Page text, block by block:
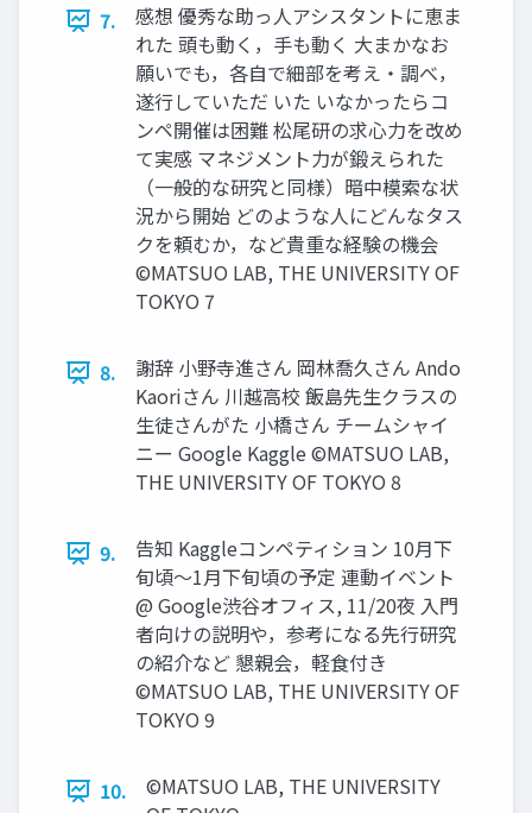
7.
感想 優秀な助っ人アシスタントに恵ま
れた 頭も動く，手も動く 大まかなお
願いでも，各自で細部を考え・調べ，
遂行していただ いた いなかったらコ
ンペ開催は困難 松尾研の求心力を改め
て実感 マネジメント力が鍛えられた
（一般的な研究と同様）暗中模索な状
況から開始 どのような人にどんなタス
クを頼むか，など貴重な経験の機会
©︎MATSUO LAB, THE UNIVERSITY OF
TOKYO 7
8.
謝辞 小野寺進さん 岡林喬久さん Ando
Kaoriさん 川越高校 飯島先生クラスの
生徒さんがた 小橋さん チームシャイ
ニー Google Kaggle ©︎MATSUO LAB,
THE UNIVERSITY OF TOKYO 8
9.
告知 Kaggleコンペティション 10月下
旬頃〜1月下旬頃の予定 連動イベント
@ Google渋谷オフィス, 11/20夜 入門
者向けの説明や，参考になる先行研究
の紹介など 懇親会，軽食付き
©︎MATSUO LAB, THE UNIVERSITY OF
TOKYO 9
10.
©︎MATSUO LAB, THE UNIVERSITY